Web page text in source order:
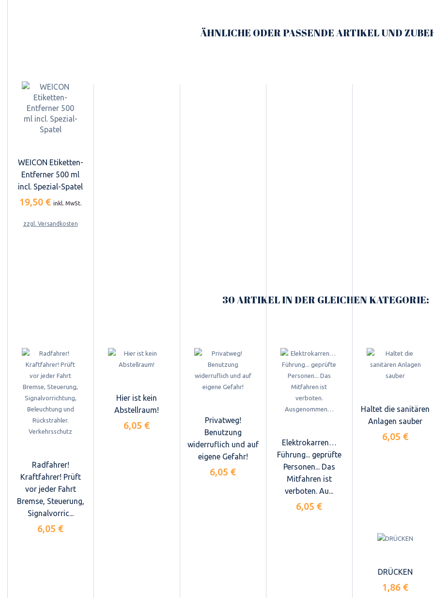
ÄHNLICHE ODER PASSENDE ARTIKEL UND
WEICON Etiketten-
Entferner 500 ml
incl. Spezial-Spatel
19,50 € inkl. MwSt.
zzgl. Versandkosten
30 ARTIKEL IN DER GLEICHEN KATEGORIE:
Radfahrer!
Kraftfahrer! Prüft
vor jeder Fahrt
Bremse, Steuerung,
Signalvorric...
6,05 €
Hier ist kein
Abstellraum!
6,05 €
Privatweg!
Benutzung
widerruflich und auf
eigene Gefahr!
6,05 €
Elektrokarren…
Führung... geprüfte
Personen... Das
Mitfahren ist
verboten. Au...
6,05 €
Haltet die sanitären
Anlagen sauber
6,05 €
DRÜCKEN
1,86 €